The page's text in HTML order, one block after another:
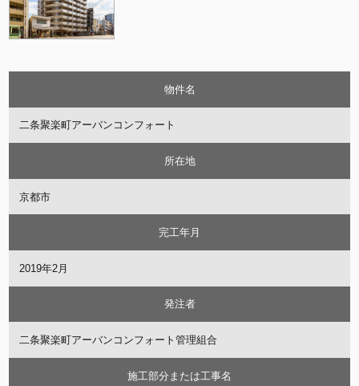
物件名
二条聚楽町アーバンコンフォート
所在地
京都市
完工年月
2019年2月
発注者
二条聚楽町アーバンコンフォート管理組合
施工部分または工事名